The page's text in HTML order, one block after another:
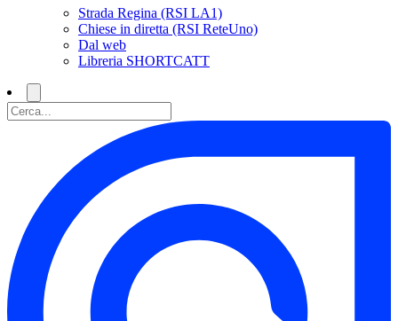
Strada Regina (RSI LA1)
Chiese in diretta (RSI ReteUno)
Dal web
Libreria SHORTCATT